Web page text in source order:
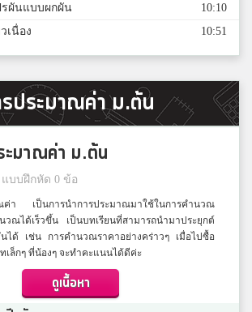
รผันแบบผกผัน
10:10
เนื่อง
10:51
ประมาณค่า ม.ต้น
มาณค่า ม.ต้น
แบบฝึกหัด 0 ข้อ
ค่า เป็นการนำการประมาณมาใช้ในการคำนวณ
วณได้เร็วขึ้น เป็นบทเรียนที่สามารถนำมาประยุกต์
ได้ เช่น การคำนวณราคาอย่างคร่าวๆ เมื่อไปซื้อ
เล็กๆ ที่น้องๆ จะทำคะแนนได้ดีค่ะ
ดูเนื้อหา